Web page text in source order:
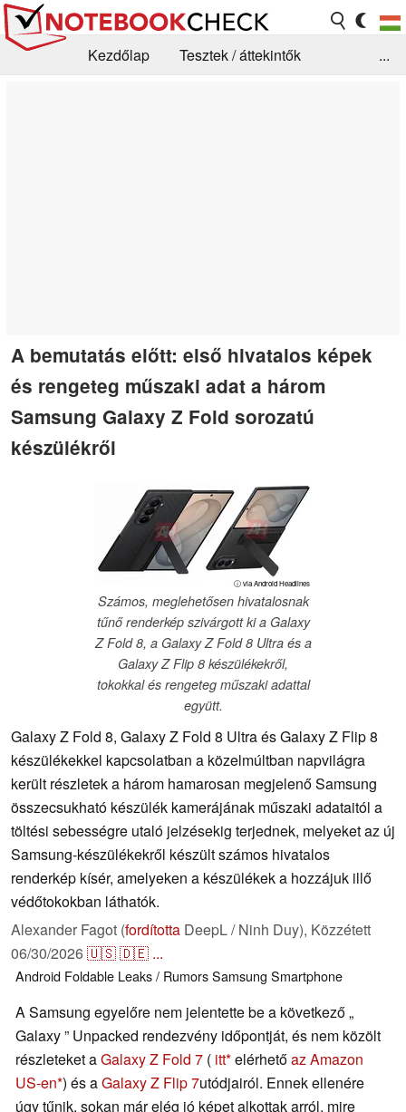
Kezdőlap
Tesztek / áttekintők
...
A bemutatás előtt: első hivatalos képek
és rengeteg műszaki adat a három
Samsung Galaxy Z Fold sorozatú
készülékről
ⓘ via Android Headlines
Számos, meglehetősen hivatalosnak
tűnő renderkép szivárgott ki a Galaxy
Z Fold 8, a Galaxy Z Fold 8 Ultra és a
Galaxy Z Flip 8 készülékekről,
tokokkal és rengeteg műszaki adattal
együtt.
Galaxy Z Fold 8, Galaxy Z Fold 8 Ultra és Galaxy Z Flip 8
készülékekkel kapcsolatban a közelmúltban napvilágra
került részletek a három hamarosan megjelenő Samsung
összecsukható készülék kamerájának műszaki adataitól a
töltési sebességre utaló jelzésekig terjednek, melyeket az új
Samsung-készülékekről készült számos hivatalos
renderkép kísér, amelyeken a készülékek a hozzájuk illő
védőtokokban láthatók.
Alexander Fagot (fordította DeepL / Ninh Duy), Közzétett
06/30/2026🇺🇸🇩🇪 ...
Android Foldable Leaks / RumorsSamsung Smartphone
A Samsung egyelőre nem jelentette be a következő „
Galaxy ” Unpacked rendezvény időpontját, és nem közölt
részleteket aGalaxy Z Fold 7 ( itt elérhetőaz Amazon
US-en ) és aGalaxy Z Flip 7utódjairól. Ennek ellenére
úgy tűnik, sokan már elég jó képet alkottak arról, mire